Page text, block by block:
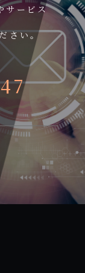
サービス
さい。